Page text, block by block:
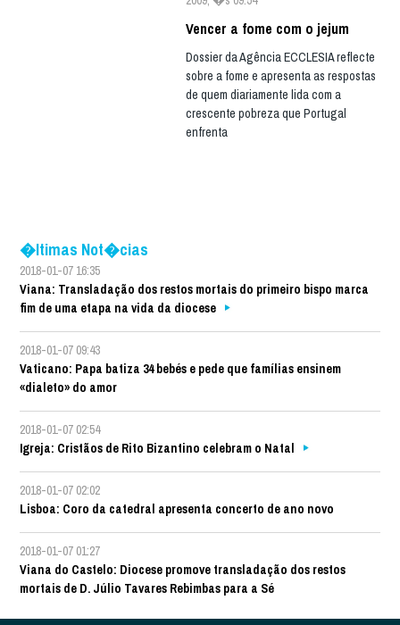
Vencer a fome com o jejum
Dossier da Agência ECCLESIA reflecte
sobre a fome e apresenta as respostas
de quem diariamente lida com a
crescente pobreza que Portugal
enfrenta
�ltimas Not�cias
2018-01-07 16:35
Viana: Transladação dos restos mortais do primeiro bispo marca
fim de uma etapa na vida da diocese
2018-01-07 09:43
Vaticano: Papa batiza 34 bebés e pede que famílias ensinem
«dialeto» do amor
2018-01-07 02:54
Igreja: Cristãos de Rito Bizantino celebram o Natal
2018-01-07 02:02
Lisboa: Coro da catedral apresenta concerto de ano novo
2018-01-07 01:27
Viana do Castelo: Diocese promove transladação dos restos
mortais de D. Júlio Tavares Rebimbas para a Sé